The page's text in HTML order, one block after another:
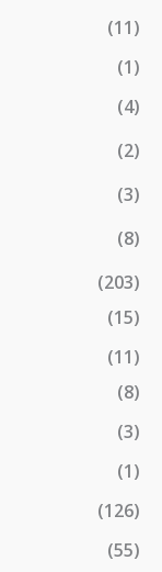
(11)
(1)
(4)
(2)
(3)
(8)
(203)
(15)
(11)
(8)
(3)
(1)
(126)
(55)